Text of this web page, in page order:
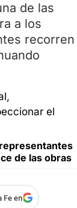
de las
a los
recorren
de las obras
Fe en